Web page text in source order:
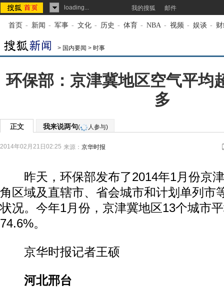
loading... 我的搜狐 邮件
首页 - 新闻 - 军事 - 文化 - 历史 - 体育 - NBA - 视频 - 娱谈 -
> 国内要闻 > 时事
环保部：京津冀地区空气平均
多
正文 我来说两句( 人参与)
2014年02月21日02:25 来源： 京华时报
昨天，环保部发布了2014年1月份京津
角区域及直辖市、省会城市和计划单列市
状况。今年1月份，京津冀地区13个城市
74.6%。
京华时报记者王硕
河北邢台